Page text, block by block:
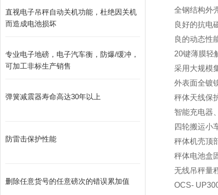
直视电子吊秤自动关机功能，杜绝因关机
而造成电池损坏
专业电子地磅，电子汽车衡，防爆/缓冲，
可加工非标生产销售
弹簧减震器寿命高达30年以上
防雷击保护性能
删除任意货号的任意磅次的错误累加值
全钢结构外
良好的抗电
良的动态性
20键薄膜轻
采用大规模
外表面全镀
秤体天线保
智能充电器
四轮搬运小
秤体机壳顶
秤体电池盒
无线吊秤量
OCS-